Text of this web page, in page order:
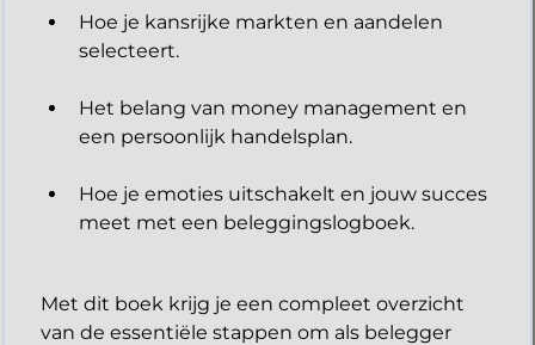
Hoe je kansrijke markten en aandelen
selecteert.
Het belang van money management en
een persoonlijk handelsplan.
Hoe je emoties uitschakelt en jouw succes
meet met een beleggingslogboek.
Met dit boek krijg je een compleet overzicht
van de essentiële stappen om als belegger